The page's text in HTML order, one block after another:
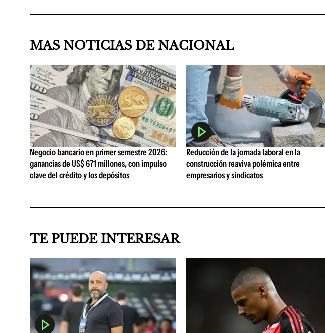
MAS NOTICIAS DE NACIONAL
Negocio bancario en primer semestre 2026:
ganancias de US$ 671 millones, con impulso
clave del crédito y los depósitos
Reducción de la jornada laboral en la
construcción reaviva polémica entre
empresarios y sindicatos
TE PUEDE INTERESAR